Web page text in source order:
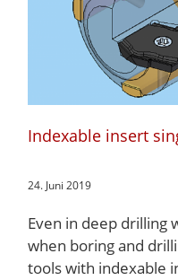
Indexable insert
24. Juni 2019
Even in deep drilling
when boring and
tools with indexable